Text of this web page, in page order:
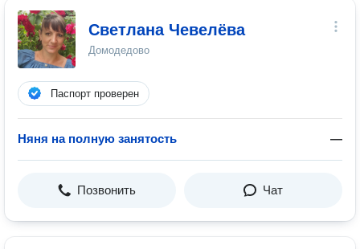
Светлана Чевелёва
Домодедово
Паспорт проверен
Няня на полную занятость —
Позвонить Чат